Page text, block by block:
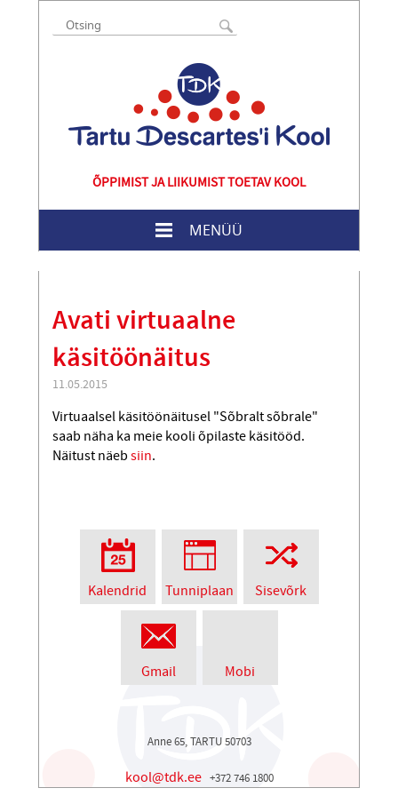
ÕPPIMIST JA LIIKUMIST TOETAV KOOL
MENÜÜ
Avati virtuaalne
käsitöönäitus
11.05.2015
Virtuaalsel käsitöönäitusel "Sõbralt sõbrale"
saab näha ka meie kooli õpilaste käsitööd.
Näitust näeb siin.
Kalendrid Tunniplaan Sisevõrk
Gmail Mobi
Anne 65, TARTU 50703
kool@tdk.ee +372 746 1800